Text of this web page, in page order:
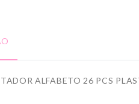
ALFABETO 26 PCS